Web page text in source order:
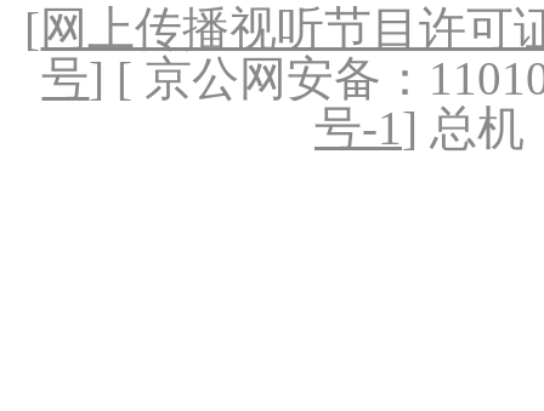
[网上传播视听节目许可
号] [ 京公网安备：
号-1] 总机